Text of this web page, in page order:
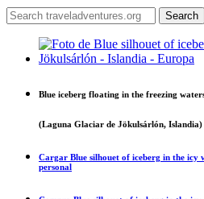
Blue iceberg floating in the freezing
(Laguna Glaciar de Jökulsárlón, Islandia)
Cargar Blue silhouet of iceberg in the icy
personal